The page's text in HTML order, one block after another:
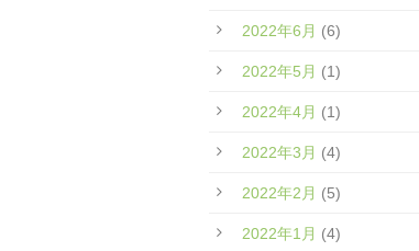
2022年6月 (6)
2022年5月 (1)
2022年4月 (1)
2022年3月 (4)
2022年2月 (5)
2022年1月 (4)